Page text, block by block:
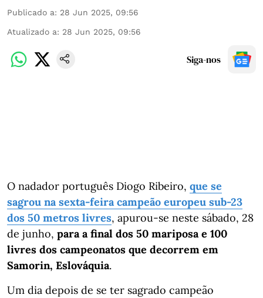
Publicado a: 28 Jun 2025, 09:56
Atualizado a: 28 Jun 2025, 09:56
Siga-nos
O nadador português Diogo Ribeiro, que se
sagrou na sexta-feira campeão europeu sub-23
dos 50 metros livres, apurou-se neste sábado, 28
de junho, para a final dos 50 mariposa e 100
livres dos campeonatos que decorrem em
Samorin, Eslováquia.
Um dia depois de se ter sagrado campeão